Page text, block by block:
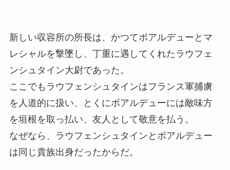
新しい収容所の所長は、かつてボアルデューとマ
レシャルを撃墜し、丁重に遇してくれたラウフェ
ンシュタイン大尉であった。
ここでもラウフェンシュタインはフランス軍捕虜
を人道的に扱い、とくにボアルデューには敵味方
を垣根を取っ払い、友人として敬意を払う。
なぜなら、ラウフェンシュタインとボアルデュー
は同じ貴族出身だったからだ。